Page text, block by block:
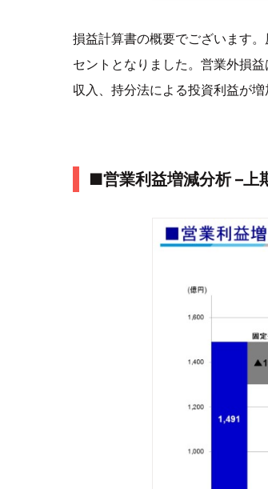
損益計算書の概要でございます
セントとなりました。営業外損
収入、持分法による投資利益が
■営業利益増減分析 –上